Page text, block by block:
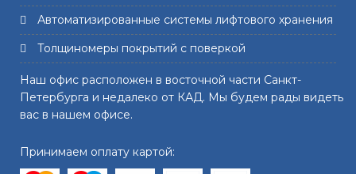
Автоматизированные системы лифтового хранения
Толщиномеры покрытий с поверкой
Наш офис расположен в восточной части Санкт-
Петербурга и недалеко от КАД. Мы будем рады видеть
вас в нашем офисе.
Принимаем оплату картой: